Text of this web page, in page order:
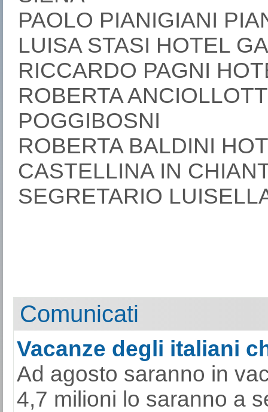
PAOLO PIANIGIANI
LUISA STASI HOTEL
RICCARDO PAGNI
ROBERTA
POGGIBOSNI
ROBERTA BALDINI
CASTELLINA IN
SEGRETARIO
Comunicati
Vacanze degli italiani
Ad agosto saranno in
4,7 milioni lo saranno a